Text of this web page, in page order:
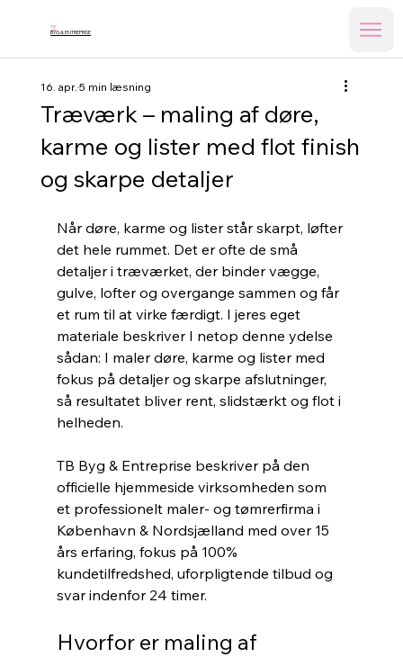
TB
BYG & ENTREPRISE
Træværk – maling af døre,
karme og lister med flot finish
og skarpe detaljer
16. apr.5 min læsning
Når døre, karme og lister står skarpt, løfter
det hele rummet. Det er ofte de små
detaljer i træværket, der binder vægge,
gulve, lofter og overgange sammen og får
et rum til at virke færdigt. I jeres eget
materiale beskriver I netop denne ydelse
sådan: I maler døre, karme og lister med
fokus på detaljer og skarpe afslutninger,
så resultatet bliver rent, slidstærkt og flot i
helheden.
TB Byg & Entreprise beskriver på den
officielle hjemmeside virksomheden som
et professionelt maler- og tømrerfirma i
København & Nordsjælland med over 15
års erfaring, fokus på 100%
kundetilfredshed, uforpligtende tilbud og
svar indenfor 24 timer.
Hvorfor er maling af